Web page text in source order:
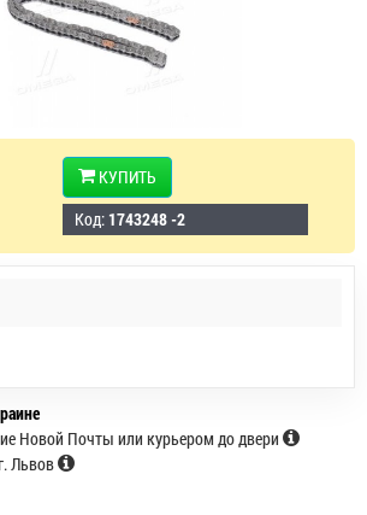
КУПИТЬ
Код: 1743248 -2
Новой Почты или курьером до двери
Львов